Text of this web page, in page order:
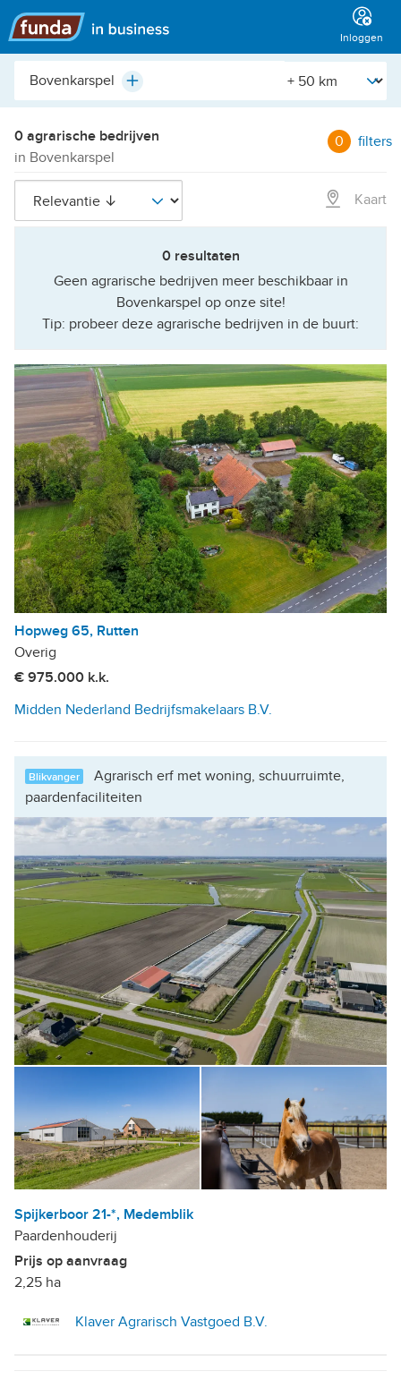
Hoofdmenu
Inloggen
Plaats,
etc.
Plus [Straal]
0 agrarische bedrijven
in Bovenkarspel
0 filters
Kaart
0 resultaten
Geen agrarische bedrijven meer beschikbaar in
Bovenkarspel op onze site!
Tip: probeer deze agrarische bedrijven in de buurt:
Hopweg 65, Rutten
Overig
€ 975.000 k.k.
Midden Nederland Bedrijfsmakelaars B.V.
Blikvanger
Agrarisch erf met woning, schuurruimte,
paardenfaciliteiten
Spijkerboor 21-*, Medemblik
Paardenhouderij
Prijs op aanvraag
2,25 ha
Klaver Agrarisch Vastgoed B.V.